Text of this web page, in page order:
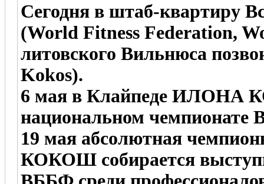
Сегодня в штаб-квартиру
(World Fitness Federation,
литовского Вильнюса
Kokos).
6 мая в Клайпеде ИЛОНА
национальном
19 мая абсолютная
КОКОШ собирается